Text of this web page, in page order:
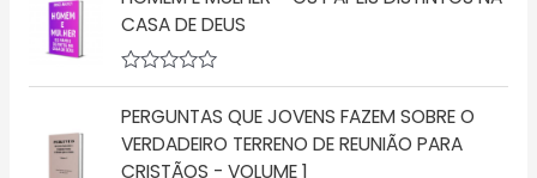
CASA DE DEUS
A
a
l
PERGUNTAS QUE JOVENS FAZEM SOBRE O
VERDADEIRO TERRENO DE REUNIÃO PARA
CRISTÃOS - VOLUME 1